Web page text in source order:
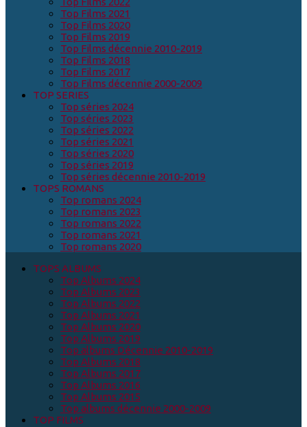
Top Films 2021
Top Films 2020
Top Films 2019
Top Films décennie 2010-2019
Top Films 2018
Top Films 2017
Top Films décennie 2000-2009
TOP SERIES
Top séries 2024
Top séries 2023
Top séries 2022
Top séries 2021
Top séries 2020
Top séries 2019
Top séries décennie 2010-2019
TOPS ROMANS
Top romans 2024
Top romans 2023
Top romans 2022
Top romans 2021
Top romans 2020
TOPS ALBUMS
Top Albums 2024
Top Albums 2023
Top Albums 2022
Top Albums 2021
Top Albums 2020
Top Albums 2019
Top albums Décennie 2010-2019
Top Albums 2018
Top Albums 2017
Top Albums 2016
Top Albums 2015
Top albums décennie 2000-2009
TOP FILMS